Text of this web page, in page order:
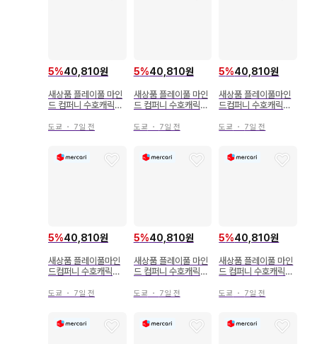
5%40,810원
새상품 플레이풀 마인
드 컴퍼니 수호캐릭터!
산죠 카이리
도쿄 ・ 7일 전
5%40,810원
새상품 플레이풀 마인
드 컴퍼니 수호캐릭터!
마시로 리마
도쿄 ・ 7일 전
5%40,810원
새상품 플레이풀마인
드컴퍼니 수호캐릭터!
호시나 우타우
도쿄 ・ 7일 전
5%40,810원
새상품 플레이풀마인
드컴퍼니 수호캐릭터!
히나모리 아무
도쿄 ・ 7일 전
5%40,810원
새상품 플레이풀 마인
드 컴퍼니 수호캐릭터!
츠키요미 이쿠토
도쿄 ・ 7일 전
5%40,810원
새상품 플레이풀 마인
드 컴퍼니 수호캐릭터!
후지사키 나데시코
도쿄 ・ 7일 전